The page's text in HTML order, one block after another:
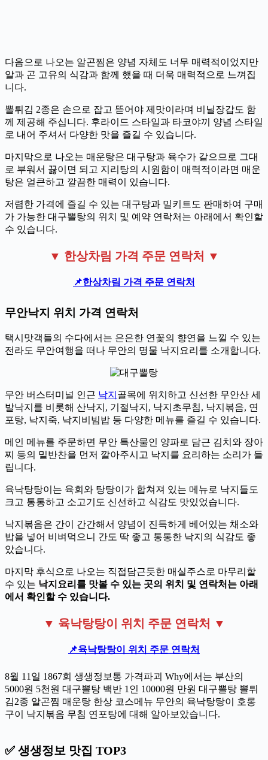
다음으로 나오는 알곤찜은 양념 자체도 너무 매력적이었지만
알과 곤 고유의 식감과 함께 했을 때 더욱 매력적으로 느껴집
니다.
뽈튀김 2종은 손으로 잡고 뜯어야 제맛이라며 비닐장갑도 함
께 제공해 주십니다. 후라이드 스타일과 타코야끼 양념 스타일
로 내어 주셔서 다양한 맛을 즐길 수 있습니다.
마지막으로 나오는 매운탕은 대구탕과 육수가 같으므로 그대
로 부워서 끓이면 되고 지리탕의 시원함이 매력적이라면 매운
탕은 얼큰하고 깔끔한 매력이 있습니다.
저렴한 가격에 즐길 수 있는 대구탕과 밀키트도 판매하여 구매
가 가능한 대구뽈탕의 위치 및 예약 연락처는 아래에서 확인할
수 있습니다.
▼ 한상차림 가격 주문 연락처 ▼
📌한상차림 가격 주문 연락처
무안낙지 위치 가격 연락처
택시맛객들의 수다에서는 은은한 연꽃의 향연을 느낄 수 있는
전라도 무안여행을 떠나 무안의 명물 낙지요리를 소개합니다.
무안 버스터미널 인근 낙지 골목에 위치하고 신선한 무안산 세
발낙지를 비롯해 산낙지, 기절낙지, 낙지초무침, 낙지볶음, 연
포탕, 낙지죽, 낙지비빔밥 등 다양한 메뉴를 즐길 수 있습니다.
메인 메뉴를 주문하면 무안 특산물인 양파로 담근 김치와 장아
찌 등의 밑반찬을 먼저 깔아주시고 낙지를 요리하는 소리가 들
립니다.
육낙탕탕이는 육회와 탕탕이가 합쳐져 있는 메뉴로 낙지들도
크고 통통하고 소고기도 신선하고 식감도 맛있었습니다.
낙지볶음은 간이 간간해서 양념이 진득하게 베어있는 채소와
밥을 넣어 비벼먹으니 간도 딱 좋고 통통한 낙지의 식감도 좋
았습니다.
마지막 후식으로 나오는 직접담근듯한 매실주스로 마무리할
수 있는 낙지요리를 맛볼 수 있는 곳의 위치 및 연락처는 아래
에서 확인할 수 있습니다.
▼ 육낙탕탕이 위치 주문 연락처 ▼
📌육낙탕탕이 위치 주문 연락처
8월 11일 1867회 생생정보통 가격파괴 Why에서는 부산의
5000원 5천원 대구뽈탕 백반 1인 10000원 만원 대구뽈탕 뽈튀
김2종 알곤찜 매운탕 한상 코스메뉴 무안의 육낙탕탕이 호롱
구이 낙지볶음 무침 연포탕에 대해 알아보았습니다.
✅ 생생정보 맛집 TOP3